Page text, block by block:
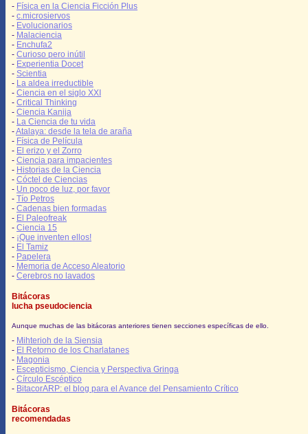
- Física en la Ciencia Ficción Plus
- c.microsiervos
- Evolucionarios
- Malaciencia
- Enchufa2
- Curioso pero inútil
- Experientia Docet
- Scientia
- La aldea irreductible
- Ciencia en el siglo XXI
- Critical Thinking
- Ciencia Kanija
- La Ciencia de tu vida
-Atalaya: desde la tela de araña
- Física de Película
- El erizo y el Zorro
- Ciencia para impacientes
- Historias de la Ciencia
- Cóctel de Ciencias
- Un poco de luz, por favor
- Tío Petros
- Cadenas bien formadas
- El Paleofreak
- Ciencia 15
- ¡Que inventen ellos!
- El Tamiz
- Papelera
- Memoria de Acceso Aleatorio
- Cerebros no lavados
Bitácoras
lucha pseudociencia
Aunque muchas de las bitácoras anteriores tienen secciones específicas de ello.
- Mihterioh de la Siensia
- El Retorno de los Charlatanes
- Magonia
- Escepticismo, Ciencia y Perspectiva Gringa
- Círculo Escéptico
- BitacorARP: el blog para el Avance del Pensamiento Crítico
Bitácoras
recomendadas